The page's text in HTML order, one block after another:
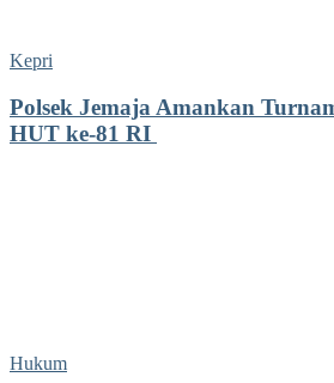
Kepri
Polsek Jemaja Amankan
HUT ke-81 RI ‎
Hukum